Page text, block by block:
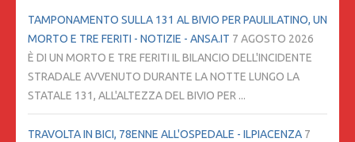
TAMPONAMENTO SULLA 131 AL BIVIO PER PAULILATINO, UN
MORTO E TRE FERITI - NOTIZIE - ANSA.IT 7 AGOSTO 2026
È DI UN MORTO E TRE FERITI IL BILANCIO DELL'INCIDENTE
STRADALE AVVENUTO DURANTE LA NOTTE LUNGO LA
STATALE 131, ALL'ALTEZZA DEL BIVIO PER ...
TRAVOLTA IN BICI, 78ENNE ALL'OSPEDALE - ILPIACENZA 7